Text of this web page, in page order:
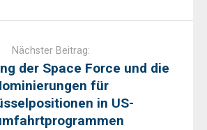
Nächster Beitrag:
der Space Force und die
für
in US-